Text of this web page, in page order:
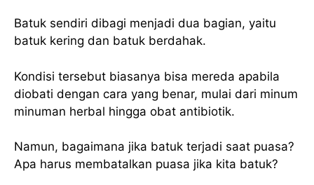
Batuk sendiri dibagi menjadi dua bagian, yaitu
batuk kering dan batuk berdahak.
Kondisi tersebut biasanya bisa mereda apabila
diobati dengan cara yang benar, mulai dari minum
minuman herbal hingga obat antibiotik.
Namun, bagaimana jika batuk terjadi saat puasa?
Apa harus membatalkan puasa jika kita batuk?